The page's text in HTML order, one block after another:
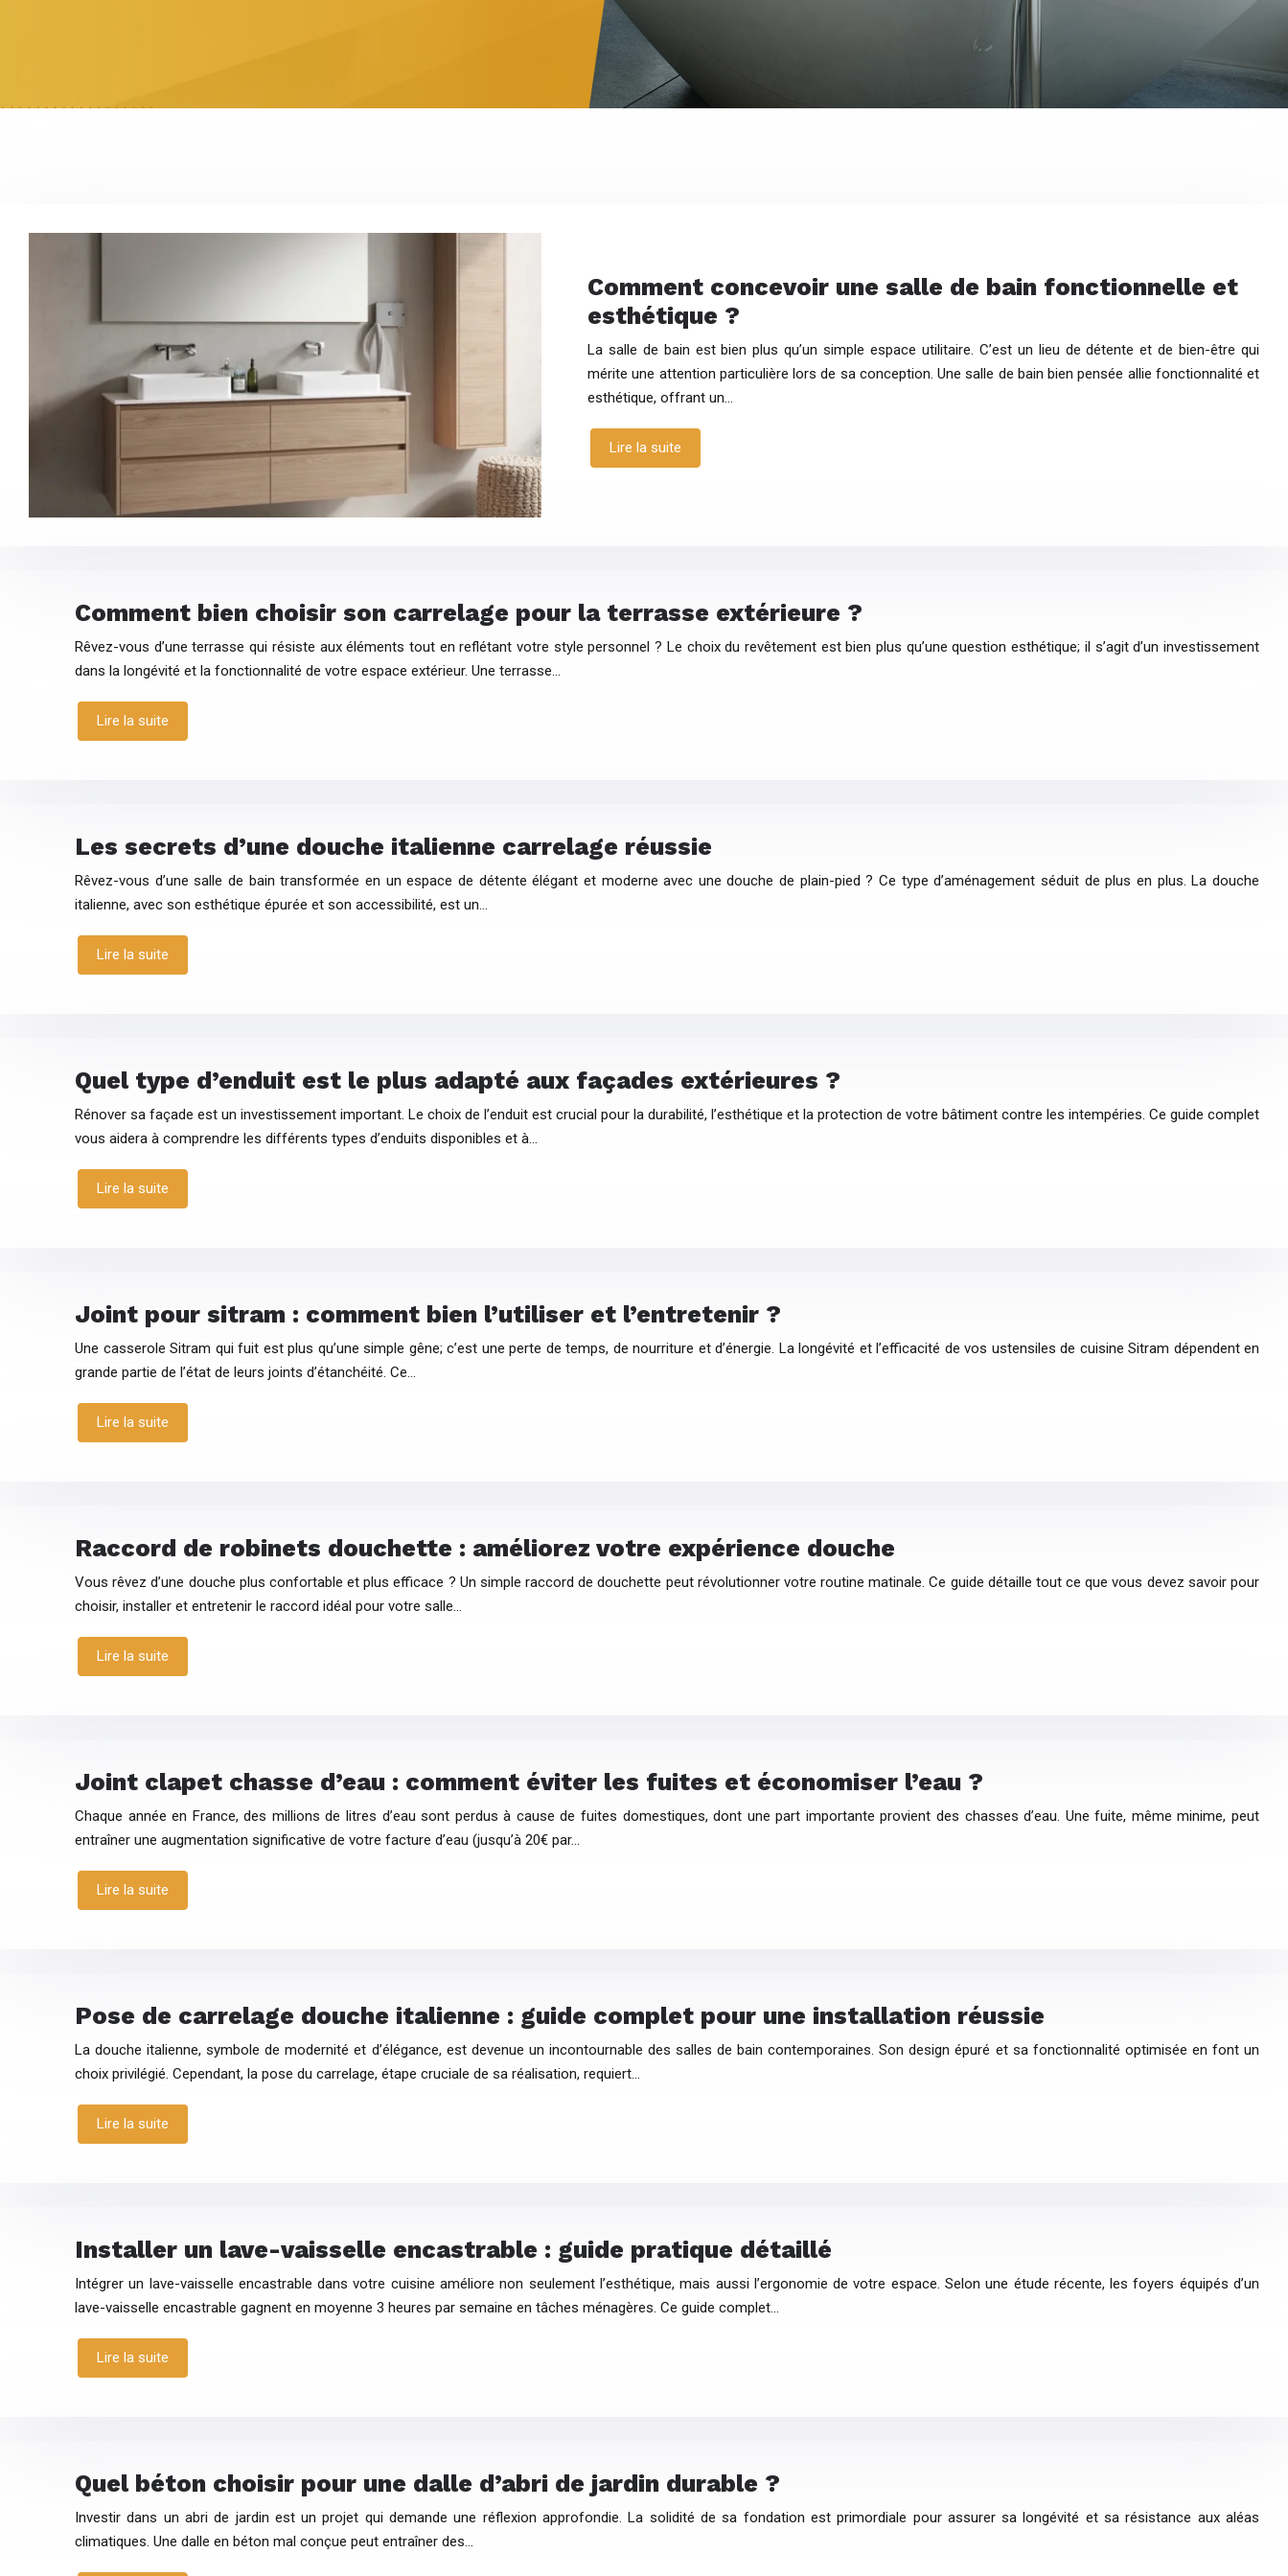
Comment concevoir une salle de bain fonctionnelle et
esthétique ?
La salle de bain est bien plus qu’un simple espace utilitaire. C’est un lieu de détente et de bien-être qui
mérite une attention particulière lors de sa conception. Une salle de bain bien pensée allie fonctionnalité et
esthétique, offrant un…
Lire la suite
Comment bien choisir son carrelage pour la terrasse extérieure ?
Rêvez-vous d’une terrasse qui résiste aux éléments tout en reflétant votre style personnel ? Le choix du revêtement est bien plus qu’une question esthétique; il s’agit d’un investissement
dans la longévité et la fonctionnalité de votre espace extérieur. Une terrasse…
Lire la suite
Les secrets d’une douche italienne carrelage réussie
Rêvez-vous d’une salle de bain transformée en un espace de détente élégant et moderne avec une douche de plain-pied ? Ce type d’aménagement séduit de plus en plus. La douche
italienne, avec son esthétique épurée et son accessibilité, est un…
Lire la suite
Quel type d’enduit est le plus adapté aux façades extérieures ?
Rénover sa façade est un investissement important. Le choix de l’enduit est crucial pour la durabilité, l’esthétique et la protection de votre bâtiment contre les intempéries. Ce guide complet
vous aidera à comprendre les différents types d’enduits disponibles et à…
Lire la suite
Joint pour sitram : comment bien l’utiliser et l’entretenir ?
Une casserole Sitram qui fuit est plus qu’une simple gêne; c’est une perte de temps, de nourriture et d’énergie. La longévité et l’efficacité de vos ustensiles de cuisine Sitram dépendent en
grande partie de l’état de leurs joints d’étanchéité. Ce…
Lire la suite
Raccord de robinets douchette : améliorez votre expérience douche
Vous rêvez d’une douche plus confortable et plus efficace ? Un simple raccord de douchette peut révolutionner votre routine matinale. Ce guide détaille tout ce que vous devez savoir pour
choisir, installer et entretenir le raccord idéal pour votre salle…
Lire la suite
Joint clapet chasse d’eau : comment éviter les fuites et économiser l’eau ?
Chaque année en France, des millions de litres d’eau sont perdus à cause de fuites domestiques, dont une part importante provient des chasses d’eau. Une fuite, même minime, peut
entraîner une augmentation significative de votre facture d’eau (jusqu’à 20€ par…
Lire la suite
Pose de carrelage douche italienne : guide complet pour une installation réussie
La douche italienne, symbole de modernité et d’élégance, est devenue un incontournable des salles de bain contemporaines. Son design épuré et sa fonctionnalité optimisée en font un
choix privilégié. Cependant, la pose du carrelage, étape cruciale de sa réalisation, requiert…
Lire la suite
Installer un lave-vaisselle encastrable : guide pratique détaillé
Intégrer un lave-vaisselle encastrable dans votre cuisine améliore non seulement l’esthétique, mais aussi l’ergonomie de votre espace. Selon une étude récente, les foyers équipés d’un
lave-vaisselle encastrable gagnent en moyenne 3 heures par semaine en tâches ménagères. Ce guide complet…
Lire la suite
Quel béton choisir pour une dalle d’abri de jardin durable ?
Investir dans un abri de jardin est un projet qui demande une réflexion approfondie. La solidité de sa fondation est primordiale pour assurer sa longévité et sa résistance aux aléas
climatiques. Une dalle en béton mal conçue peut entraîner des…